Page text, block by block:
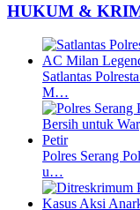
HUKUM &
Satlantas
M…
Polres Serang
u…